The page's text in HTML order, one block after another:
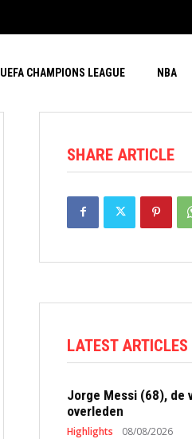
UEFA CHAMPIONS LEAGUE NBA
SHARE ARTICLE
LATEST ARTICLES
Jorge Messi (68), de
overleden
Highlights 08/08/2026